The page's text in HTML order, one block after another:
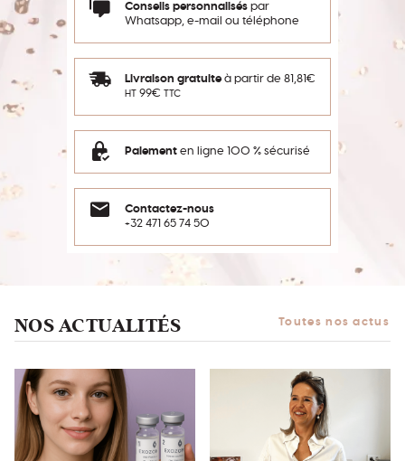
Conseils personnalisés par
Whatsapp, e-mail ou téléphone
Livraison gratuite à partir de 81,81€
HT 99€ TTC
Paiement en ligne 100 % sécurisé
Contactez-nous
+32 471 65 74 50
NOS ACTUALITÉS Toutes nos actus